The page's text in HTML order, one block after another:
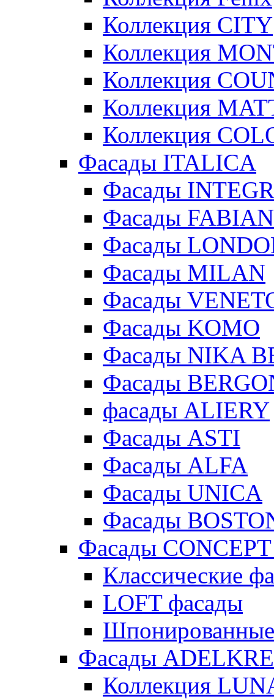
Коллекция CITY
Коллекция
Коллекция
Коллекция
Коллекция
Фасады ITALICA
Фасады
Фасады
Фасады
Фасады MILAN
Фасады
Фасады KOMO
Фасады NIKA
Фасады
фасады ALIERY
Фасады ASTI
Фасады ALFA
Фасады UNICA
Фасады
Фасады
Классические
LOFT фасады
Фасады
Коллекция